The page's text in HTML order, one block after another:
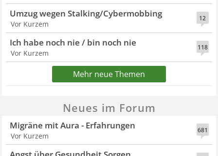
12
Umzug wegen Stalking/Cybermobbing
Vor Kurzem
118
Ich habe noch nie / bin noch nie
Vor Kurzem
Mehr neue Themen
Neues im Forum
681
Migräne mit Aura - Erfahrungen
Vor Kurzem